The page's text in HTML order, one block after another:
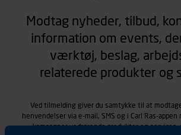
Modtag nyheder, tilbud,
information om events,
værktøj, beslag,
relaterede produkter og
Ved tilmelding giver du samtykke til at
henvendelser via e-mail, SMS og i Carl Ras-
kampagner vedrørende produkter og services,